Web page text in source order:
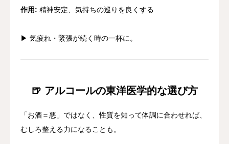
作用: 精神安定、気持ちの巡りを良くする
▶︎ 気疲れ・緊張が続く時の一杯に。
🍺 アルコールの東洋医学的な選び方
「お酒＝悪」ではなく、性質を知って体調に合わせれば、
むしろ整える力になることも。